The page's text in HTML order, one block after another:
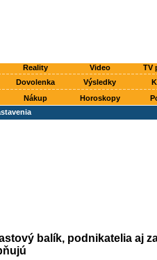
Reality Video TV
Dovolenka Výsledky
Nákup Horoskopy
balík, podnikatelia aj